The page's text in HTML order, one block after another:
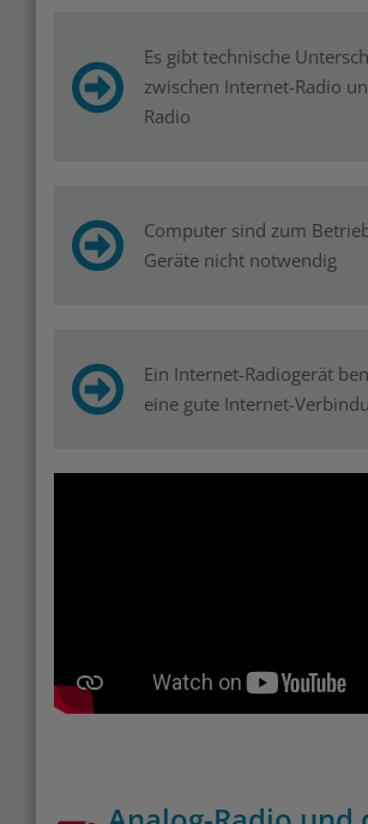
Es gibt technische
zwischen Internet-Radio
Radio
Computer sind zum
Geräte nicht notwendig
Ein Internet-Radiogerät
eine gute Internet-